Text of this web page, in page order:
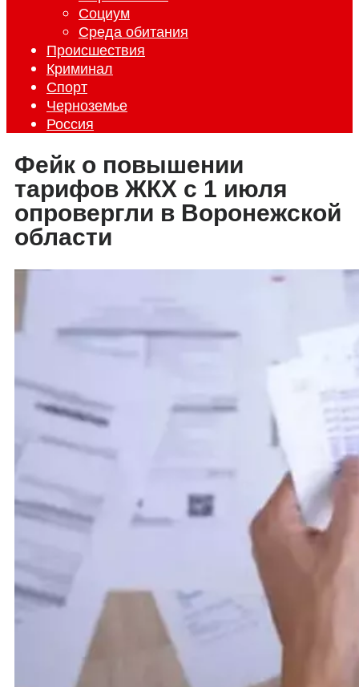
Социум
Среда обитания
Происшествия
Криминал
Спорт
Черноземье
Россия
Фейк о повышении
тарифов ЖКХ с 1 июля
опровергли в Воронежской
области